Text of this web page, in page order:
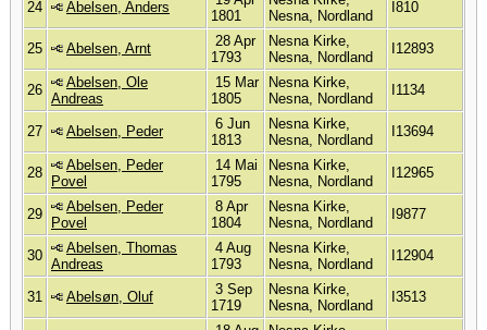
24 Abelsen, Anders
1801
Nesna, Nordland
I810
25 Abelsen, Arnt
28 Apr
1793
Nesna Kirke,
Nesna, Nordland
I12893
26
Abelsen, Ole
Andreas
15 Mar
1805
Nesna Kirke,
Nesna, Nordland
I1134
27 Abelsen, Peder
6 Jun
1813
Nesna Kirke,
Nesna, Nordland
I13694
28
Abelsen, Peder
Povel
14 Mai
1795
Nesna Kirke,
Nesna, Nordland
I12965
29
Abelsen, Peder
Povel
8 Apr
1804
Nesna Kirke,
Nesna, Nordland
I9877
30
Abelsen, Thomas
Andreas
4 Aug
1793
Nesna Kirke,
Nesna, Nordland
I12904
31 Abelsøn, Oluf
3 Sep
1719
Nesna Kirke,
Nesna, Nordland
I3513